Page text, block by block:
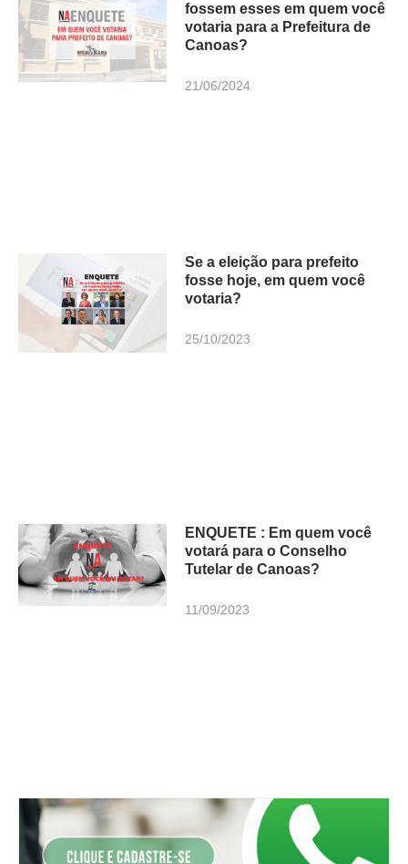
fossem esses em quem você
votaria para a Prefeitura de
Canoas?
21/06/2024
Se a eleição para prefeito
fosse hoje, em quem você
votaria?
25/10/2023
ENQUETE : Em quem você
votará para o Conselho
Tutelar de Canoas?
11/09/2023